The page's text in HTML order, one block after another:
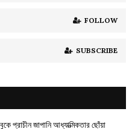
FOLLOW
SUBSCRIBE
প্রাচীন জাপানি আধ্যাত্মিকতার ছোঁয়া